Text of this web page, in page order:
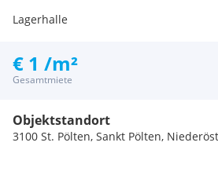
Lagerhalle
€ 1 /m²
Gesamtmiete
Objektstandort
3100 St. Pölten, Sankt Pölten,